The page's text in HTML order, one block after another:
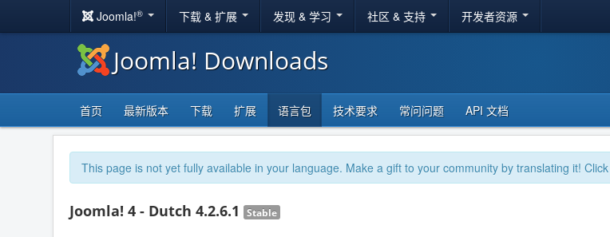
Joomla!® 下载 & 扩展 发现 & 学习 社区 & 支持 开发者资源
Joomla! Downloads
首页 最新版本 下载 扩展 语言包 技术要求 常问问题 API 文档
This page is not yet fully available in your language. Make a gift to your community by translating it! Click
Joomla! 4 - Dutch 4.2.6.1 Stable